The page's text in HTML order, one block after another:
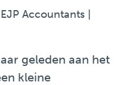
Accountants |
geleden aan het
kleine